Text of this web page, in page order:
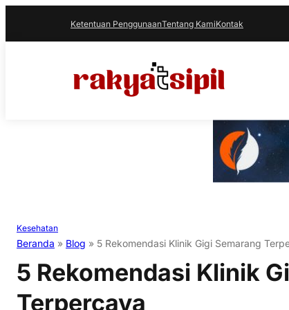
Ketentuan PenggunaanTentang KamiKontak
Kesehatan
Beranda » Blog » 5 Rekomendasi Klinik Gigi Semarang
5 Rekomendasi Klinik
Terpercaya